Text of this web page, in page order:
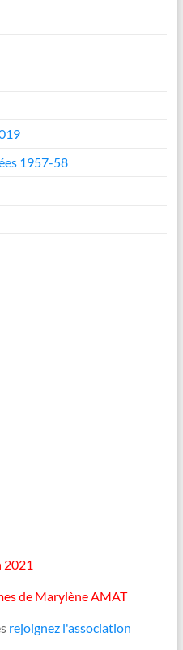
1957-58
2021
de Marylène AMAT
rejoignez l'association